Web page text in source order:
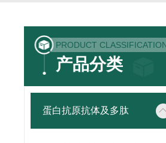
PRODUCT
产品分类
蛋白抗原抗体及多肽